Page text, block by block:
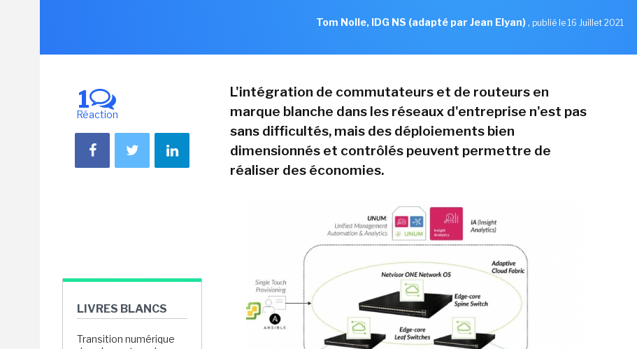
Tom Nolle, IDG NS (adapté par Jean Elyan), publié le 16 Juillet 2021
1
Réaction
LIVRES BLANCS
Transition numérique
L'intégration de commutateurs et de routeurs en
marque blanche dans les réseaux d'entreprise n'est pas
sans difficultés, mais des déploiements bien
dimensionnés et contrôlés peuvent permettre de
réaliser des économies.